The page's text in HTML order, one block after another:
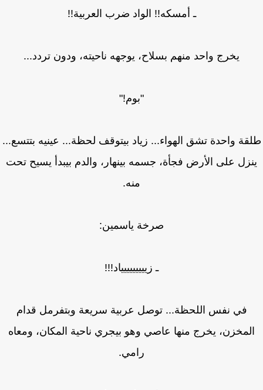
ـ أمسكه!! الواد ضرب العربية!!
يخرج واحد منهم بسلاح، يوجهه ناحيته، ودون تردد...
"بوم!"
واحدة تشق الهواء... زياد بيتوقف لحظة... عينيه بتتسع...
على الأرض فجأة، جسمه بينهار، والدم بيبدأ يسيح تحت
منه.
صرخة ياسمين:
ـ زييييييييياد!!!
في نفس اللحظة... توصل عربية سريعة وبتفرمل قدام
يخرج منها عاصي وهو بيجري ناحية المكان، ومعاه
رامي.